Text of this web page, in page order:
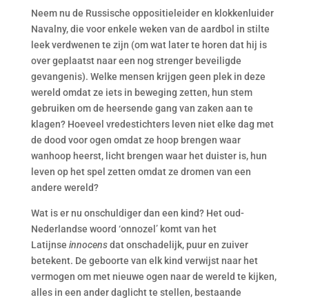
Neem nu de Russische oppositieleider en klokkenluider
Navalny, die voor enkele weken van de aardbol in stilte
leek verdwenen te zijn (om wat later te horen dat hij is
over geplaatst naar een nog strenger beveiligde
gevangenis). Welke mensen krijgen geen plek in deze
wereld omdat ze iets in beweging zetten, hun stem
gebruiken om de heersende gang van zaken aan te
klagen? Hoeveel vredestichters leven niet elke dag met
de dood voor ogen omdat ze hoop brengen waar
wanhoop heerst, licht brengen waar het duister is, hun
leven op het spel zetten omdat ze dromen van een
andere wereld?
Wat is er nu onschuldiger dan een kind? Het oud-
Nederlandse woord ‘onnozel’ komt van het
Latijnse innocensdat onschadelijk, puur en zuiver
betekent. De geboorte van elk kind verwijst naar het
vermogen om met nieuwe ogen naar de wereld te kijken,
alles in een ander daglicht te stellen, bestaande